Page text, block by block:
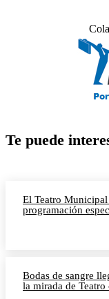
Te puede
El Teatro
programación
Bodas de sangre
la mirada de Teatro